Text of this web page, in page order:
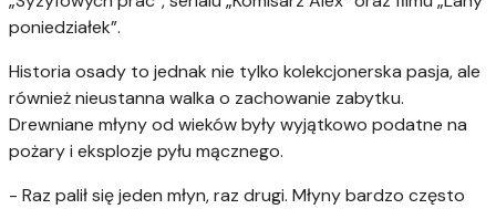
poniedziałek”.
Historia osady to jednak nie tylko kolekcjonerska pasja, ale
również nieustanna walka o zachowanie zabytku.
Drewniane młyny od wieków były wyjątkowo podatne na
pożary i eksplozje pyłu mącznego.
- Raz palił się jeden młyn, raz drugi. Młyny bardzo często